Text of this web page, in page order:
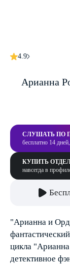
4.9
Арианна
СЛУШАТЬ ПО
бесплатно 14
КУПИТЬ
навсегда в
"Арианна и
цикла
детективное